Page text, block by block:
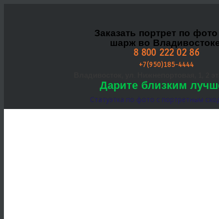
Заказать портрет по
шарж во
8 800 222 02 86
+7(950)185-4444
Дарите близким
Статуэтка по фото с портретным